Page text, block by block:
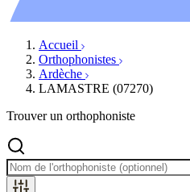
Accueil
Orthophonistes
Ardèche
LAMASTRE (07270)
Trouver un orthophoniste